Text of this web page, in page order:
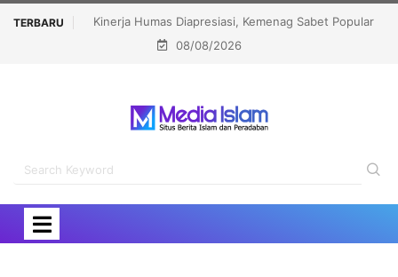
TERBARUSabet Popular
Menhaj: IKLHI 2026 Bukti Layanan Haji Kian
08/08/2026